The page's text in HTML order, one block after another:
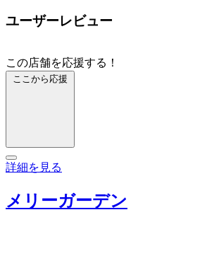
ユーザーレビュー
この店舗を応援する！
ここから応援
詳細を見る
メリーガーデン